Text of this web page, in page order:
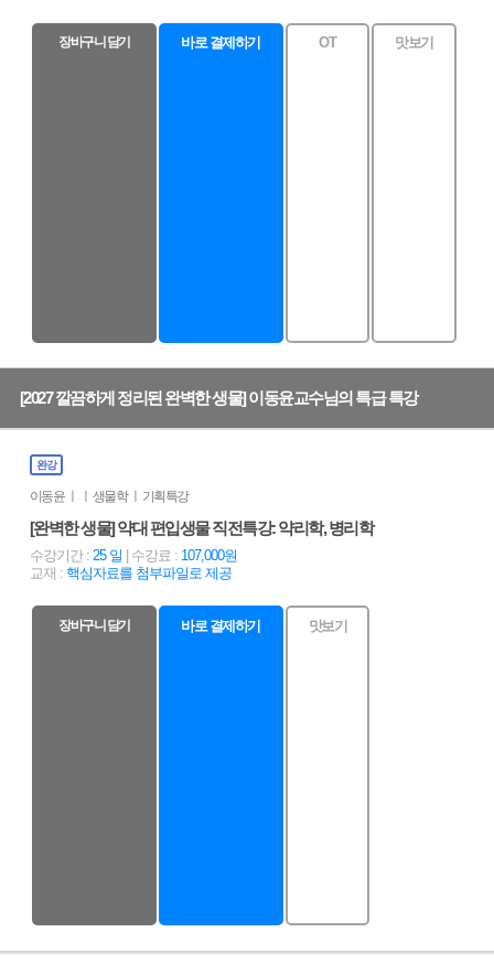
장바구니 담기 바로 결제하기 OT 맛보기
[2027 깔끔하게 정리된 완벽한 생물] 이동윤교수님의 특급 특강
완강
이동윤 ㅣ ㅣ 생물학 ㅣ 기획특강
[완벽한 생물] 약대 편입생물 직전특강: 약리학, 병리학
수강기간 : 25 일 | 수강료 : 107,000원
교재 : 핵심자료를 첨부파일로 제공
장바구니 담기 바로 결제하기 맛보기